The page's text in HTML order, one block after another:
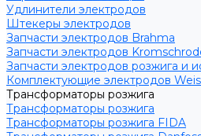
Удлинители электродов
Штекеры электродов
Запчасти электродов Brahma
Запчасти электродов
Запчасти электродов розжига и
Комплектующие электродов
Трансформаторы розжига
Трансформаторы розжига
Трансформаторы розжига FIDA